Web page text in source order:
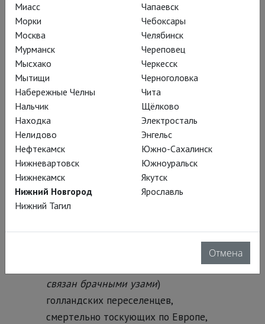
Но, увлеченный государственными делами-
интригами, Отто не замечает (или не желает
замечать, несмотря на анонимные письма-доносы
других творящихся у него под носом
непристойностей: романов своей жены Леони сразу с
двумя молодыми людьми – пасынком Тео и Адди,
нежеланным (
из-за слишком смуглой, слишком «ост-
индийской» кожи
) женихом падчерицы Додди.
Устранение регента приводит к
волнениям в среде аборигенов,
замять которые Отто пытается с
помощью жены Сунарио. В действии
незаконнорожденный старший сын
Отто и пара взаимно, но безнадежно
каждый
связан брачными узами)
голландских переселенцев,
смертельно тоскующих по Европе,
Миасс
Морки
Москва
Мурманск
Мысхако
Мытищи
Набережные Челны
Нальчик
Находка
Нелидово
Нефтекамск
Нижневартовск
Нижнекамск
Нижний Новгород
Нижний Тагил
Чапаевск
Чебоксары
Челябинск
Череповец
Черкесск
Черноголовка
Чита
Щёлково
Электросталь
Энгельс
Южно-Сахалинск
Южноуральск
Якутск
Ярославль
Отмена